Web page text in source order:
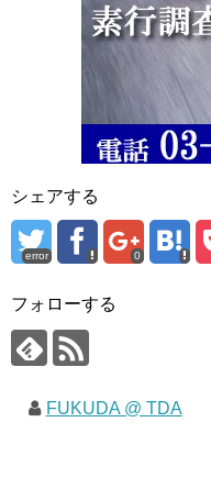
シェアする
error 0
フォローする
FUKUDA @ TDA